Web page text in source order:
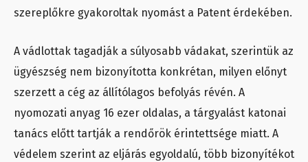
szereplőkre gyakoroltak nyomást a Patent érdekében.
A vádlottak tagadják a súlyosabb vádakat, szerintük az
ügyészség nem bizonyította konkrétan, milyen előnyt
szerzett a cég az állítólagos befolyás révén. A
nyomozati anyag 16 ezer oldalas, a tárgyalást katonai
tanács előtt tartják a rendőrök érintettsége miatt. A
védelem szerint az eljárás egyoldalú, több bizonyítékot